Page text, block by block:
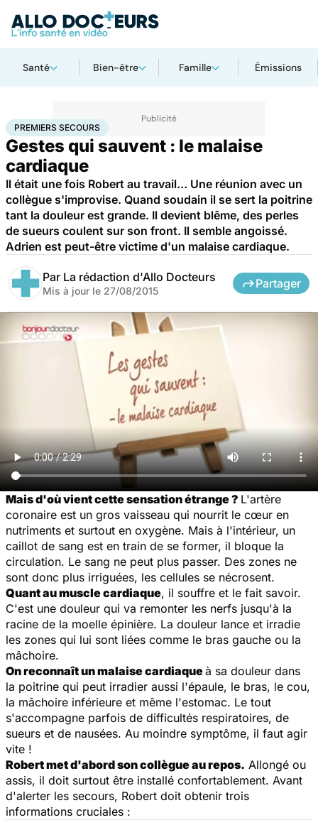
Santé Bien-être Famille Émissions
AccueilSantéPremiers secours
PREMIERS SECOURS
Gestes qui sauvent : le malaise
cardiaque
Il était une fois Robert au travail… Une réunion avec un
collègue s'improvise. Quand soudain il se sert la poitrine
tant la douleur est grande. Il devient blême, des perles
de sueurs coulent sur son front. Il semble angoissé.
Adrien est peut-être victime d'un malaise cardiaque.
Par La rédaction d'Allo Docteurs
Mis à jour le 27/08/2015
Partager
Mais d'où vient cette sensation étrange ? L'artère
coronaire est un gros vaisseau qui nourrit le cœur en
nutriments et surtout en oxygène. Mais à l'intérieur, un
caillot de sang est en train de se former, il bloque la
circulation. Le sang ne peut plus passer. Des zones ne
sont donc plus irriguées, les cellules se nécrosent.
Quant au muscle cardiaque, il souffre et le fait savoir.
C'est une douleur qui va remonter les nerfs jusqu'à la
racine de la moelle épinière. La douleur lance et irradie
les zones qui lui sont liées comme le bras gauche ou la
mâchoire.
On reconnaît un malaise cardiaqueà sa douleur dans
la poitrine qui peut irradier aussi l'épaule, le bras, le cou,
la mâchoire inférieure et même l'estomac. Le tout
s'accompagne parfois de difficultés respiratoires, de
sueurs et de nausées. Au moindre symptôme, il faut agir
vite !
Robert met d'abord son collègue au repos. Allongé ou
assis, il doit surtout être installé confortablement. Avant
d'alerter les secours, Robert doit obtenir trois
informations cruciales :